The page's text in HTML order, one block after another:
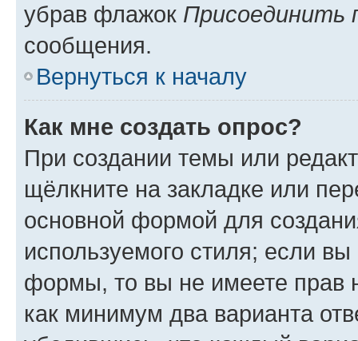
убрав флажок Присоединить
сообщения.
Вернуться к началу
Как мне создать опрос?
При создании темы или
щёлкните на закладке или
основной формой для
используемого стиля; если
формы, то вы не имеете прав
как минимум два варианта